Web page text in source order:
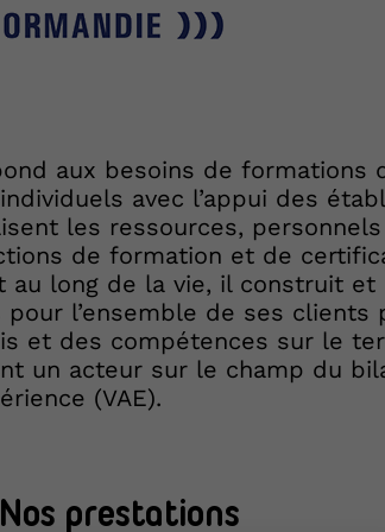
aux besoins de formations
avec l’appui des
les ressources,
de formation et de
au long de la vie, il construit
l’ensemble de ses
et des compétences sur le
un acteur sur le champ du
(VAE).
Nos prestations